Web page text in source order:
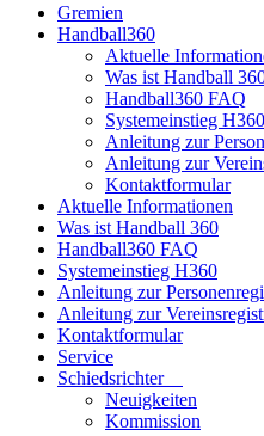
Gremien
Handball360
Aktuelle
Was ist Handball
Handball360 FAQ
Systemeinstieg H360
Anleitung zur
Anleitung zur
Kontaktformular
Aktuelle Informationen
Was ist Handball 360
Handball360 FAQ
Systemeinstieg H360
Anleitung zur
Anleitung zur
Kontaktformular
Service
Schiedsrichter
Neuigkeiten
Kommission